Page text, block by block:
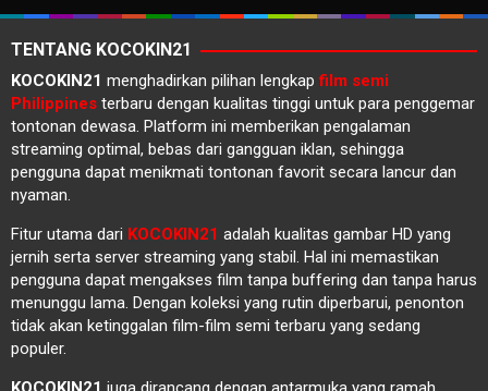
TENTANG KOCOKIN21
KOCOKIN21 menghadirkan pilihan lengkapfilm semi
Philippines terbaru dengan kualitas tinggi untuk para penggemar
tontonan dewasa. Platform ini memberikan pengalaman
streaming optimal, bebas dari gangguan iklan, sehingga
pengguna dapat menikmati tontonan favorit secara lancur dan
nyaman.
Fitur utama dari KOCOKIN21 adalah kualitas gambar HD yang
jernih serta server streaming yang stabil. Hal ini memastikan
pengguna dapat mengakses film tanpa buffering dan tanpa harus
menunggu lama. Dengan koleksi yang rutin diperbarui, penonton
tidak akan ketinggalan film-film semi terbaru yang sedang
populer.